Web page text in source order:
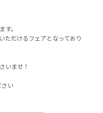
す。
ただけるフェアとなっており
いませ！
い